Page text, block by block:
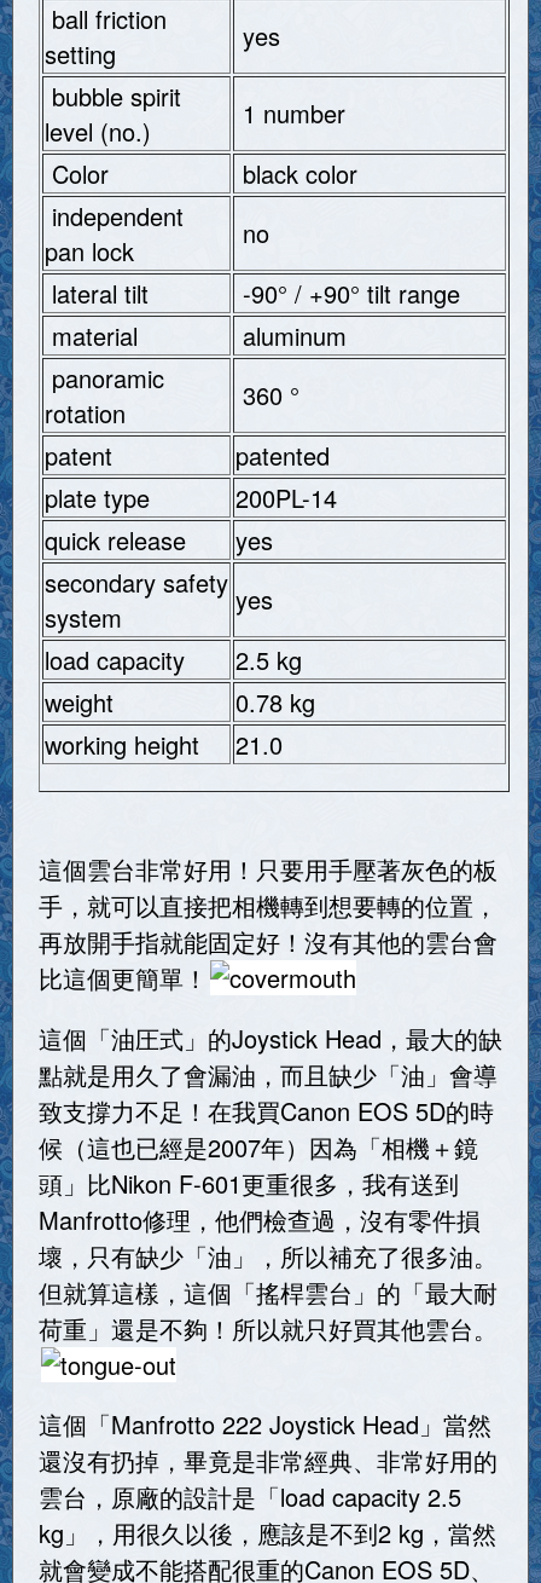
ball friction
setting
yes
bubble spirit
level (no.)
1 number
Color
black color
independent
pan lock
no
lateral tilt
-90° / +90° tilt range
material
aluminum
panoramic
rotation
360 °
patent
patented
plate type
200PL-14
quick release
yes
secondary safety
system
yes
load capacity
2.5 kg
weight
0.78 kg
working height
21.0
這個雲台非常好用！只要用手壓著灰色的板
手，就可以直接把相機轉到想要轉的位置，
再放開手指就能固定好！沒有其他的雲台會
比這個更簡單！
這個「油圧式」的Joystick Head，最大的缺
點就是用久了會漏油，而且缺少「油」會導
致支撐力不足！在我買Canon EOS 5D的時
候（這也已經是2007年）因為「相機＋鏡
頭」比Nikon F-601更重很多，我有送到
Manfrotto修理，他們檢查過，沒有零件損
壞，只有缺少「油」，所以補充了很多油。
但就算這樣，這個「搖桿雲台」的「最大耐
荷重」還是不夠！所以就只好買其他雲台。
這個「Manfrotto 222 Joystick Head」當然
還沒有扔掉，畢竟是非常經典、非常好用的
雲台，原廠的設計是「load capacity 2.5
kg」，用很久以後，應該是不到2 kg，當然
就會變成不能搭配很重的Canon EOS 5D、